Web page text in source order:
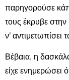
παρηγορούσε
τους έκρυβε
ν’
Βέβαια, η
είχε ενημερώσει